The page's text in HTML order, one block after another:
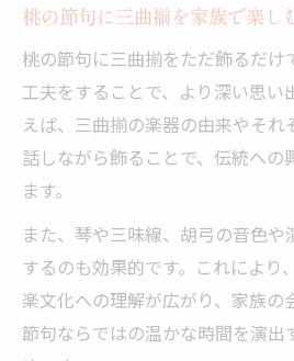
桃の節句に三曲揃を家族で楽し
桃の節句に三曲揃をただ飾るだけ
工夫をすることで、より深い思い
えば、三曲揃の楽器の由来やそ
話しながら飾ることで、伝統への
ます。
また、琴や三味線、胡弓の音色や
するのも効果的です。これにより
楽文化への理解が広がり、家族の
節句ならではの温かな時間を演出